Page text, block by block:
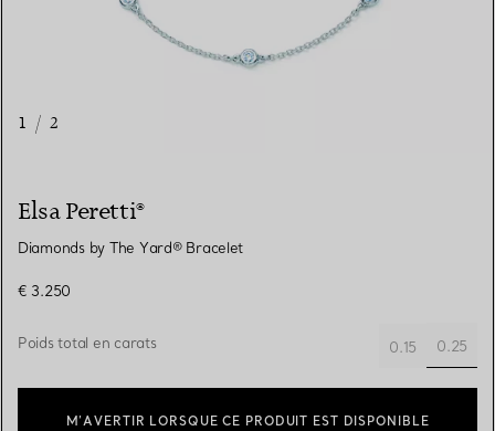
1 / 2
Elsa Peretti®
Diamonds by The Yard® Bracelet
€ 3.250
Poids total en carats 0.15
0.25
M’AVERTIR LORSQUE CE PRODUIT EST DISPONIBLE